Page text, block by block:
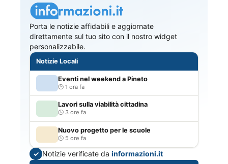
Porta le notizie affidabili e aggiornate
direttamente sul tuo sito con il nostro widget
personalizzabile.
Notizie Locali
Eventi nel weekend a Pineto
1 ora fa
Lavori sulla viabilità cittadina
3 ore fa
Nuovo progetto per le scuole
5 ore fa
✓ Notizie verificate dainformazioni.it